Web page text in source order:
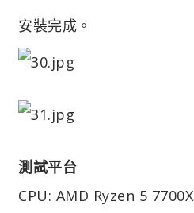
安裝完成。
測試平台
CPU: AMD Ryzen 5 7700X